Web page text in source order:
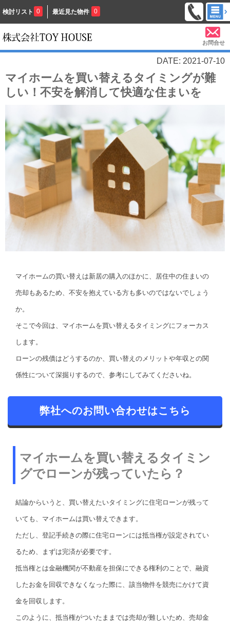
検討リスト 0 最近見た物件 0
お問合せ
DATE: 2021-07-10
マイホームを買い替えるタイミングが難
しい！不安を解消して快適な住まいを
マイホームの買い替えは新居の購入のほかに、居住中の住まいの
売却もあるため、不安を抱えている方も多いのではないでしょう
か。
そこで今回は、マイホームを買い替えるタイミングにフォーカス
します。
ローンの残債はどうするのか、買い替えのメリットや年収との関
係性について深掘りするので、参考にしてみてくださいね。
弊社へのお問い合わせはこちら
マイホームを買い替えるタイミン
グでローンが残っていたら？
結論からいうと、買い替えたいタイミングに住宅ローンが残って
いても、マイホームは買い替えできます。
ただし、登記手続きの際に住宅ローンには抵当権が設定されてい
るため、まずは完済が必要です。
抵当権とは金融機関が不動産を担保にできる権利のことで、融資
したお金を回収できなくなった際に、該当物件を競売にかけて資
金を回収します。
このように、抵当権がついたままでは売却が難しいため、売却金